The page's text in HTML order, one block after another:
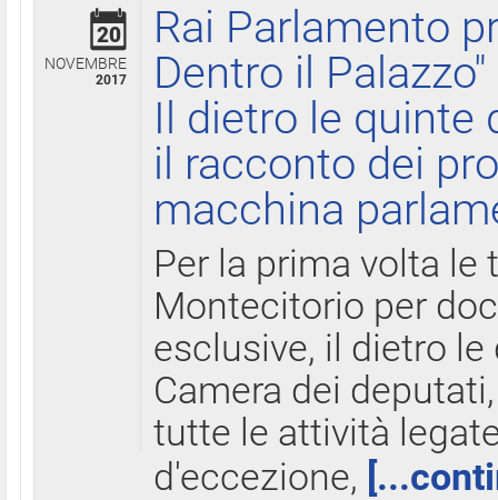
20
NOVEMBRE
2017
Rai Parlamento
Dentro il Palazzo"
Il dietro le quinte
il racconto dei
macchina
Per la prima volta le
Montecitorio per
esclusive, il dietro
Camera dei
tutte le attività
d'eccezione,